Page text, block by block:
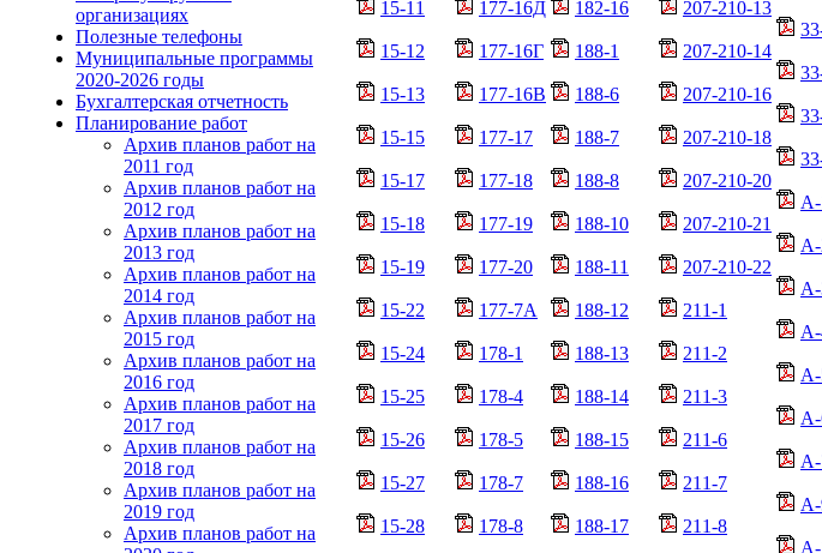
организациях
Полезные телефоны
Муниципальные программы
2020-2026 годы
Бухгалтерская отчетность
Планирование работ
Архив планов работ на
2011 год
Архив планов работ на
2012 год
Архив планов работ на
2013 год
Архив планов работ на
2014 год
Архив планов работ на
2015 год
Архив планов работ на
2016 год
Архив планов работ на
2017 год
Архив планов работ на
2018 год
Архив планов работ на
2019 год
Архив планов работ на
15-11
15-12
15-13
15-15
15-17
15-18
15-19
15-22
15-24
15-25
15-26
15-27
15-28
177-16Д
177-16Г
177-16В
177-17
177-18
177-19
177-20
177-7А
178-1
178-4
178-5
178-7
178-8
182-16
188-1
188-6
188-7
188-8
188-10
188-11
188-12
188-13
188-14
188-15
188-16
188-17
207-210-13
207-210-14
207-210-16
207-210-18
207-210-20
207-210-21
207-210-22
211-1
211-2
211-3
211-6
211-7
211-8
А-
А-
А-